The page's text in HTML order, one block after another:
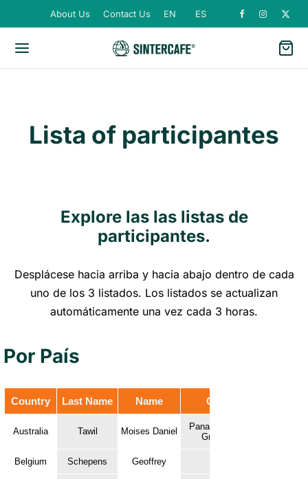
About Us Contact Us EN ES
Lista of participantes
Explore las las listas de
participantes.
Desplácese hacia arriba y hacia abajo dentro de cada
uno de los 3 listados. Los listados se actualizan
automáticamente una vez cada 3 horas.
Por País